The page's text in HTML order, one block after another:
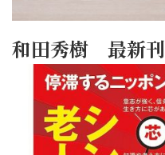
和田秀樹 最新刊